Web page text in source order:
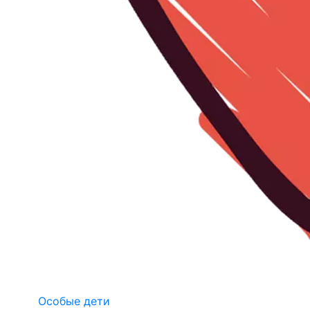
Особые дети